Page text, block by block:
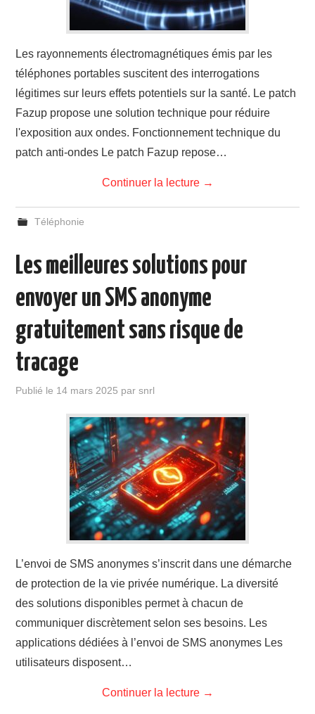
Les rayonnements électromagnétiques émis par les
téléphones portables suscitent des interrogations
légitimes sur leurs effets potentiels sur la santé. Le patch
Fazup propose une solution technique pour réduire
l'exposition aux ondes. Fonctionnement technique du
patch anti-ondes Le patch Fazup repose…
Continuer la lecture →
Téléphonie
Les meilleures solutions pour
envoyer un SMS anonyme
gratuitement sans risque de
tracage
Publié le 14 mars 2025 parsnrl
L’envoi de SMS anonymes s’inscrit dans une démarche
de protection de la vie privée numérique. La diversité
des solutions disponibles permet à chacun de
communiquer discrètement selon ses besoins. Les
applications dédiées à l’envoi de SMS anonymes Les
utilisateurs disposent…
Continuer la lecture →